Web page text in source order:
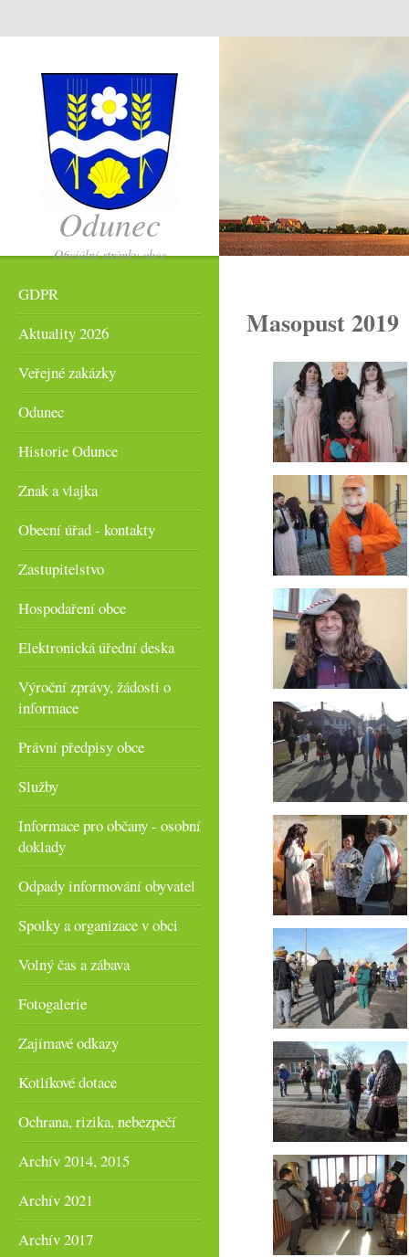
Odunec
Oficiální stránky obce
GDPR
Aktuality 2026
Veřejné zakázky
Odunec
Historie Odunce
Znak a vlajka
Obecní úřad - kontakty
Zastupitelstvo
Hospodaření obce
Elektronická úřední deska
Výroční zprávy, žádosti o
informace
Právní předpisy obce
Služby
Informace pro občany - osobní
doklady
Odpady informování obyvatel
Spolky a organizace v obci
Volný čas a zábava
Fotogalerie
Zajímavé odkazy
Kotlíkové dotace
Ochrana, rizika, nebezpečí
Archív 2014, 2015
Archív 2021
Archív 2017
Masopust 2019